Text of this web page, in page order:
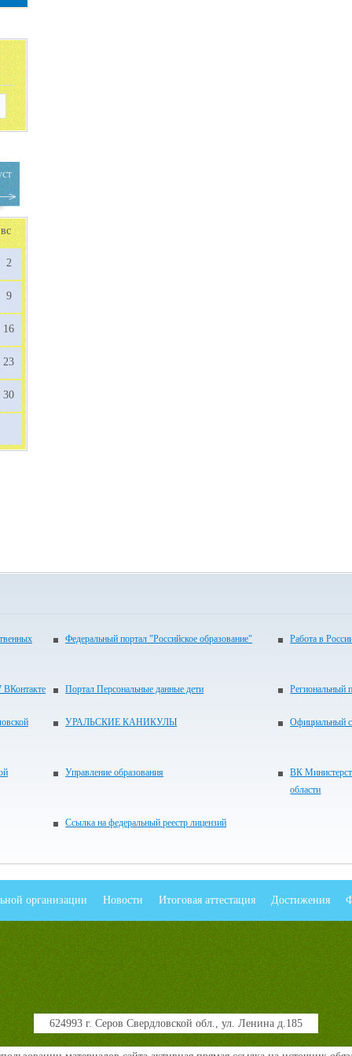
вс
2
9
16
23
30
Федеральный портал "Российское образование" Работа в
Портал Персональные данные дети Региональный
УРАЛЬСКИЕ КАНИКУЛЫ Официальный
Управление образования
ВК
области
Ссылка на федеральный реестр лицензий
организации Новости Итоговая аттестация Достижения
624993 г. Серов Свердловской обл., ул. Ленина д.185